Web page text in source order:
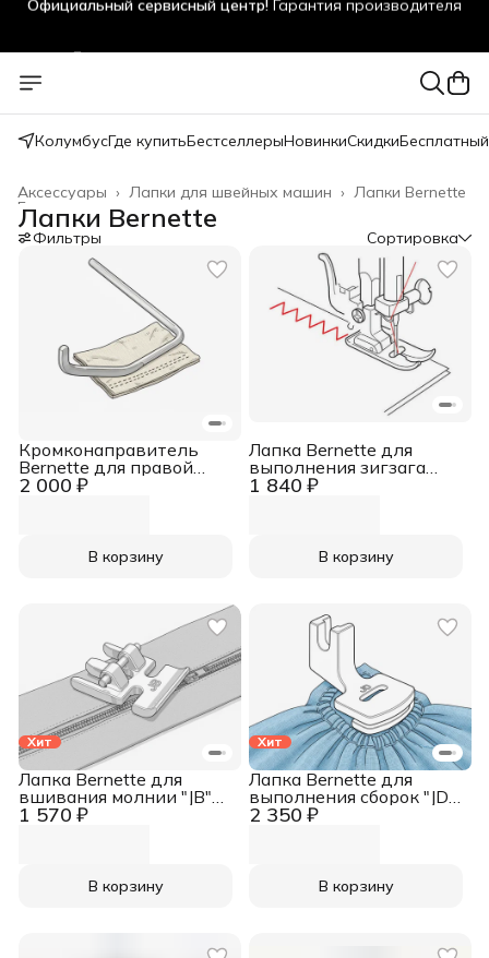
Оплата частями! Яндекс Сплит без переплаты, онлайн
Скидка 5% на первый заказ за подписку на акции
КолумбусГде купитьБестселлерыНовинкиСкидки
Лапки Bernette
Лапки для швейных машин ›
Аксессуары ›
Главная
Лапки Bernette
Фильтры Сортировка
2 000 ₽
Кромконаправитель
Bernette для правой
стороны для b33, b35,
В корзину
1 840 ₽
Лапка Bernette для
выполнения зигзага
"DA" для Dual Transport
В корзину
Хит
1 570 ₽
Лапка Bernette для
вшивания молнии "JB"
Dual Transport для b77 и
В корзину
Хит
2 350 ₽
Лапка Bernette для
выполнения сборок "JD"
для b77 и b79
В корзину